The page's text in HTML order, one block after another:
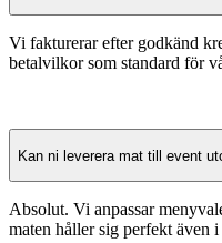
Vi fakturerar efter godkänd
betalvilkor som standard för
Kan ni leverera mat till event
Absolut. Vi anpassar
maten håller sig perfekt även